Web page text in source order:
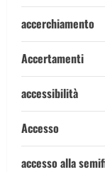
accerchiamento
Accertamenti
accessibilità
Accesso
accesso alla